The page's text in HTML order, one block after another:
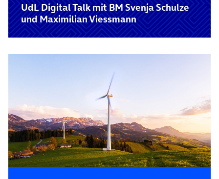
UdL Digital Talk mit BM Svenja Schulze
und Maximilian Viessmann